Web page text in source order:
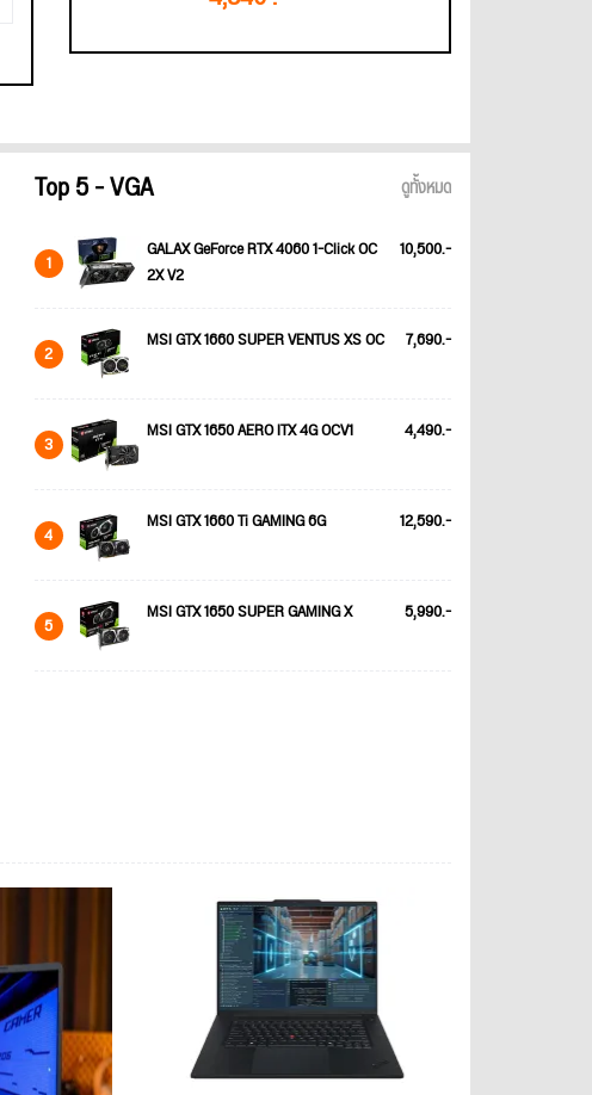
Top 5 - VGA ดูทั้งหมด
1
GALAX GeForce RTX 4060 1-Click OC
2X V2
10,500.-
2 MSI GTX 1660 SUPER VENTUS XS OC 7,690.-
3 MSI GTX 1650 AERO ITX 4G OCV1 4,490.-
4 MSI GTX 1660 Ti GAMING 6G 12,590.-
5 MSI GTX 1650 SUPER GAMING X 5,990.-